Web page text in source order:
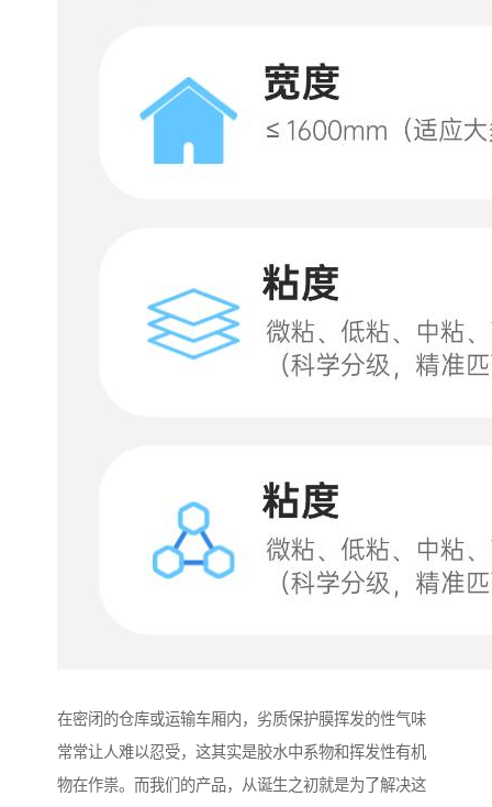
在密闭的仓库或运输车厢内，劣质保护膜挥发的性气味
常常让人难以忍受，这其实是胶水中系物和挥发性有机
物在作祟。而我们的产品，从诞生之初就是为了解决这